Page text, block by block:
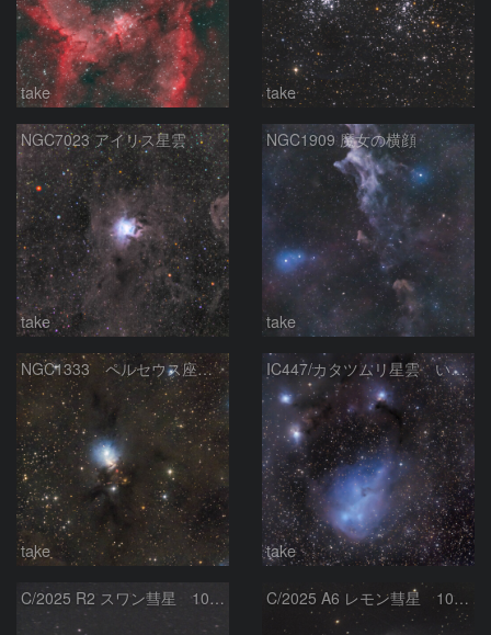
take take
NGC7023 アイリス星雲
take
NGC1909 魔女の横顔
take
NGC1333 ペルセウス座 おうし座
take
IC447/カタツムリ星雲 いっかくじゅう座
take
C/2025 R2 スワン彗星 10/23 C/2025 A6 レモン彗星 10/23